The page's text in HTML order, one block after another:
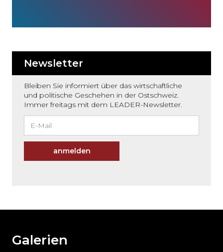
Newsletter
Bleiben Sie informiert über das wirtschaftliche
und politische Geschehen in der Ostschweiz.
Immer freitags mit dem LEADER-Newsletter.
anmelden
weiteren
Galerien